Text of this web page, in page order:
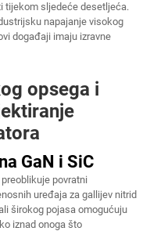
tijekom sljedeće desetljeća.
napajanje visokog
događaji imaju izravne
opsega i
GaN i SiC
povratni
uređaja za gallijev nitrid
širokog pojasa omogućuju
iznad onoga što